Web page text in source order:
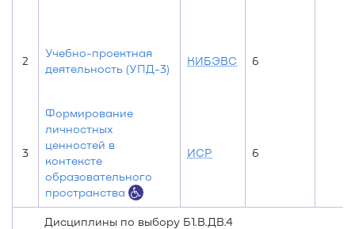
2
Учебно-проектная
деятельность (УПД-3)
КИБЭВС 6
3
Формирование
личностных
ценностей в
контексте
образовательного
пространства
ИСР 6
Дисциплины по выбору Б1.В.ДВ.4